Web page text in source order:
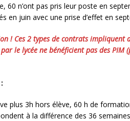
60 n’ont pas pris leur poste en
en juin avec une prise d’effet en
! Ces 2 types de contrats impliquent
par le lycée ne bénéficient pas des
plus 3h hors élève, 60 h de
à la différence des 36